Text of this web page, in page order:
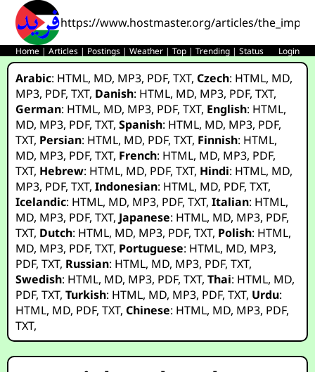
https://www.hostmaster.org/articles/
Home |Articles | Postings |Weather |Top |Trending |Status Login
Arabic: HTML, MD, MP3, PDF,TXT,Czech: HTML, MD,
MP3, PDF,TXT, Danish: HTML, MD, MP3, PDF,TXT,
German: HTML, MD, MP3, PDF,TXT, English: HTML,
MD, MP3, PDF,TXT,Spanish: HTML, MD, MP3, PDF,
TXT, Persian: HTML, MD, PDF,TXT, Finnish: HTML,
MD, MP3, PDF,TXT, French: HTML, MD, MP3, PDF,
TXT, Hebrew: HTML, MD, PDF,TXT, Hindi: HTML, MD,
MP3, PDF,TXT,Indonesian: HTML, MD, PDF,TXT,
Icelandic: HTML, MD, MP3, PDF,TXT,Italian: HTML,
MD, MP3, PDF,TXT, Japanese: HTML, MD, MP3, PDF,
TXT, Dutch: HTML, MD, MP3, PDF,TXT, Polish: HTML,
MD, MP3, PDF,TXT, Portuguese: HTML, MD, MP3,
PDF,TXT, Russian: HTML, MD, MP3, PDF,TXT,
Swedish: HTML, MD, MP3, PDF,TXT,Thai: HTML, MD,
PDF,TXT,Turkish: HTML, MD, MP3, PDF,TXT, Urdu:
HTML, MD, PDF,TXT,Chinese: HTML, MD, MP3, PDF,
TXT,